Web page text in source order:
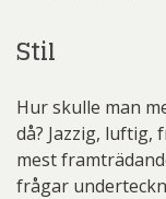
Stil
Hur skulle man
då? Jazzig,
mest
frågar